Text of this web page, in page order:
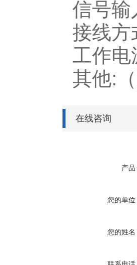
信号输
接线方
工作电
其他:
在线咨询
产品
您的单位
您的姓名